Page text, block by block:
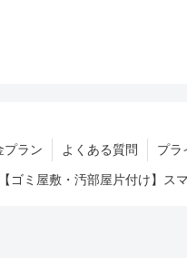
プラン よくある質問 プラ
ゴミ屋敷・汚部屋片付け】ス